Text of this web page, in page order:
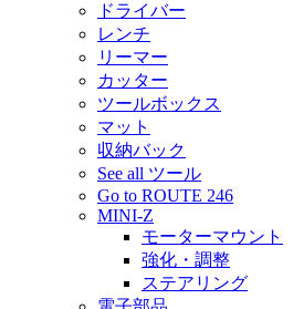
ドライバー
レンチ
リーマー
カッター
ツールボックス
マット
収納バック
See all ツール
Go to ROUTE 246
MINI-Z
モーターマウント
強化・調整
ステアリング